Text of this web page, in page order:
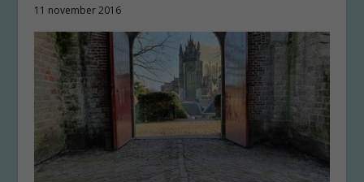
11 november 2016